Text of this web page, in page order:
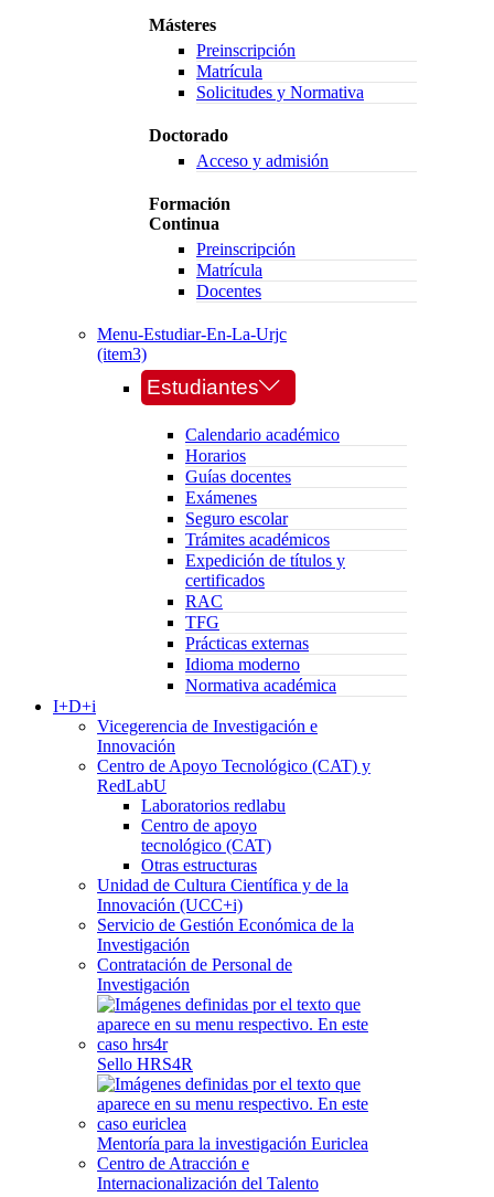
Másteres
Preinscripción
Matrícula
Solicitudes y Normativa
Doctorado
Acceso y admisión
Formación
Continua
Preinscripción
Matrícula
Docentes
Menu-Estudiar-En-La-Urjc
(item3)
Estudiantes
Calendario académico
Horarios
Guías docentes
Exámenes
Seguro escolar
Trámites académicos
Expedición de títulos y
certificados
RAC
TFG
Prácticas externas
Idioma moderno
Normativa académica
I+D+i
Vicegerencia de Investigación e
Innovación
Centro de Apoyo Tecnológico (CAT) y
RedLabU
Laboratorios redlabu
Centro de apoyo
tecnológico (CAT)
Otras estructuras
Unidad de Cultura Científica y de la
Innovación (UCC+i)
Servicio de Gestión Económica de la
Investigación
Contratación de Personal de
Investigación
Sello HRS4R
Mentoría para la investigación Euriclea
Centro de Atracción e
Internacionalización del Talento